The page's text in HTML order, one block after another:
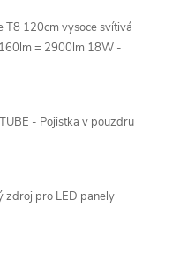
T8 120cm vysoce svítivá
= 2900lm 18W -
- Pojistka v pouzdru
zdroj pro LED panely